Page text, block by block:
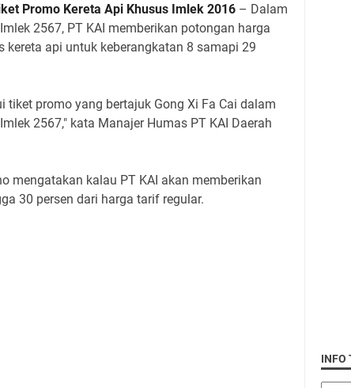
Promo Kereta Api Khusus Imlek 2016 – Dalam
2567, PT KAI memberikan potongan harga
kereta api untuk keberangkatan 8 samapi 29
tiket promo yang bertajuk Gong Xi Fa Cai dalam
2567," kata Manajer Humas PT KAI Daerah
mengatakan kalau PT KAI akan memberikan
30 persen dari harga tarif regular.
INFO